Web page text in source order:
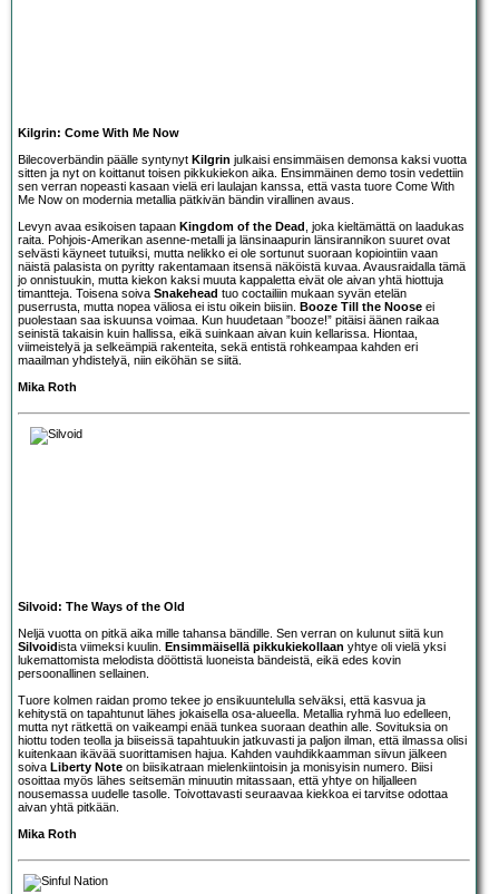
Kilgrin: Come With Me Now
Bilecoverbändin päälle syntynyt Kilgrin julkaisi ensimmäisen demonsa kaksi vuotta
sitten ja nyt on koittanut toisen pikkukiekon aika. Ensimmäinen demo tosin vedettiin
sen verran nopeasti kasaan vielä eri laulajan kanssa, että vasta tuore Come With
Me Now on modernia metallia pätkivän bändin virallinen avaus.
Levyn avaa esikoisen tapaan Kingdom of the Dead , joka kieltämättä on laadukas
raita. Pohjois-Amerikan asenne-metalli ja länsinaapurin länsirannikon suuret ovat
selvästi käyneet tutuiksi, mutta nelikko ei ole sortunut suoraan kopiointiin vaan
näistä palasista on pyritty rakentamaan itsensä näköistä kuvaa. Avausraidalla tämä
jo onnistuukin, mutta kiekon kaksi muuta kappaletta eivät ole aivan yhtä hiottuja
timantteja. Toisena soiva Snakehead tuo coctailiin mukaan syvän etelän
puserrusta, mutta nopea väliosa ei istu oikein biisiin. Booze Till the Noose ei
puolestaan saa iskuunsa voimaa. Kun huudetaan ”booze!” pitäisi äänen raikaa
seinistä takaisin kuin hallissa, eikä suinkaan aivan kuin kellarissa. Hiontaa,
viimeistelyä ja selkeämpiä rakenteita, sekä entistä rohkeampaa kahden eri
maailman yhdistelyä, niin eiköhän se siitä.
Mika Roth
Silvoid: The Ways of the Old
Neljä vuotta on pitkä aika mille tahansa bändille. Sen verran on kulunut siitä kun
Silvoidista viimeksi kuulin. Ensimmäisellä pikkukiekollaan yhtye oli vielä yksi
lukemattomista melodista dööttistä luoneista bändeistä, eikä edes kovin
persoonallinen sellainen.
Tuore kolmen raidan promo tekee jo ensikuuntelulla selväksi, että kasvua ja
kehitystä on tapahtunut lähes jokaisella osa-alueella. Metallia ryhmä luo edelleen,
mutta nyt rätkettä on vaikeampi enää tunkea suoraan deathin alle. Sovituksia on
hiottu toden teolla ja biiseissä tapahtuukin jatkuvasti ja paljon ilman, että ilmassa olisi
kuitenkaan ikävää suorittamisen hajua. Kahden vauhdikkaamman siivun jälkeen
soiva Liberty Note on biisikatraan mielenkiintoisin ja monisyisin numero. Biisi
osoittaa myös lähes seitsemän minuutin mitassaan, että yhtye on hiljalleen
nousemassa uudelle tasolle. Toivottavasti seuraavaa kiekkoa ei tarvitse odottaa
aivan yhtä pitkään.
Mika Roth